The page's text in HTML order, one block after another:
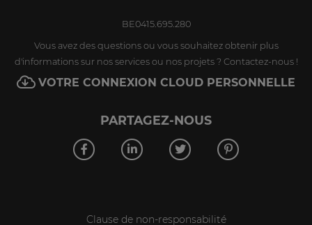
BE0415.695.280
Vous avez des questions ou vous souhaitez obtenir plus
d'informations sur nos services ou nos projets ? Contactez-nous !
VOTRE CONNEXION CLOUD PERSONNELLE
PARTAGEZ-NOUS
Clause de non-responsabilité